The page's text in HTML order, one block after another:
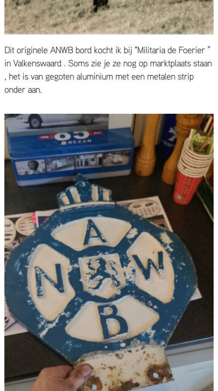
Dit originele ANWB bord kocht ik bij “Militaria de Foerier ”
in Valkenswaard . Soms zie je ze nog op marktplaats staan
, het is van gegoten aluminium met een metalen strip
onder aan.